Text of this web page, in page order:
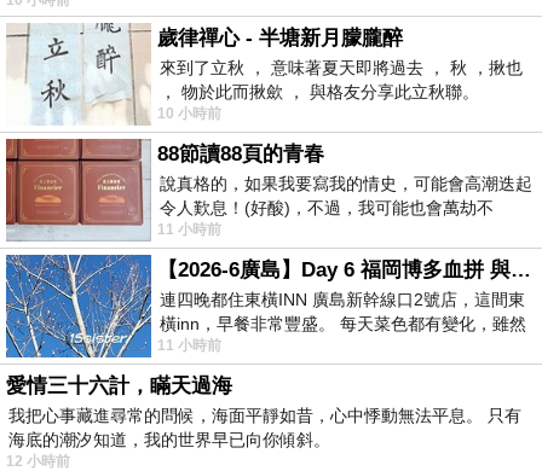
歲律禪心 - 半塘新月朦朧醉
來到了立秋 ， 意味著夏天即將過去 ， 秋 ，揪也
， 物於此而揪歛 ， 與格友分享此立秋聯。
10 小時前
88節讀88頁的青春
說真格的，如果我要寫我的情史，可能會高潮迭起
令人歎息！(好酸)，不過，我可能也會萬劫不
復...，每天跪鍵盤還是被判了花心的罪
11 小時前
【2026-6廣島】Day 6 福岡博多血拼 與機場接送少年司機深夜對談
連四晚都住東橫INN 廣島新幹線口2號店，這間東
橫inn，早餐非常豐盛。 每天菜色都有變化，雖然
看到工作人員拿出料理包加熱，但
11 小時前
愛情三十六計，瞞天過海
我把心事藏進尋常的問候，海面平靜如昔，心中悸動無法平息。 只有
海底的潮汐知道，我的世界早已向你傾斜。
12 小時前